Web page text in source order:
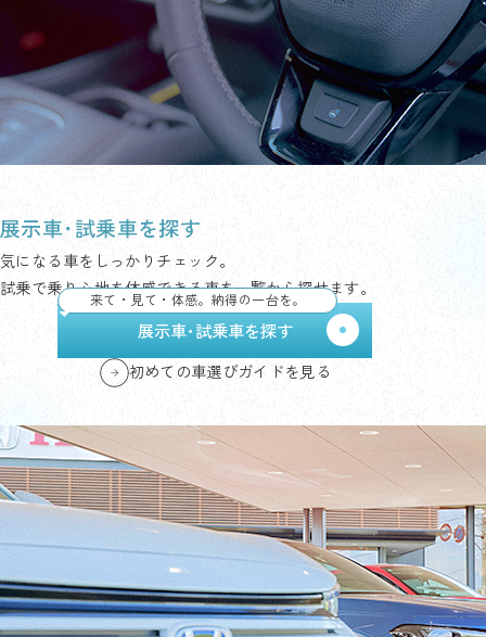
展示車･試乗車を探す
気になる車をしっかりチェック。
試乗で乗り心地を体感できる車を一覧から探せます。
来て・見て・体感。納得の一台を。
展示車･試乗車を探す
初めての車選びガイドを見る